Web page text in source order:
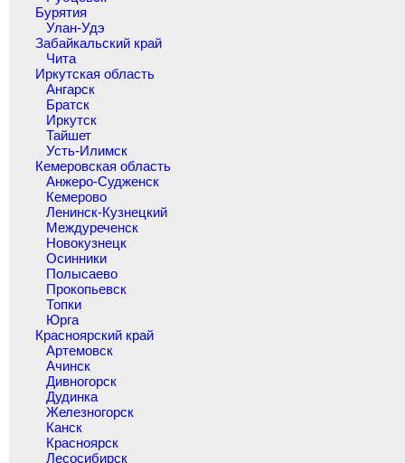
Бурятия
Улан-Удэ
Забайкальский край
Чита
Иркутская область
Ангарск
Братск
Иркутск
Тайшет
Усть-Илимск
Кемеровская область
Анжеро-Судженск
Кемерово
Ленинск-Кузнецкий
Междуреченск
Новокузнецк
Осинники
Полысаево
Прокопьевск
Топки
Юрга
Красноярский край
Артемовск
Ачинск
Дивногорск
Дудинка
Железногорск
Канск
Красноярск
Лесосибирск